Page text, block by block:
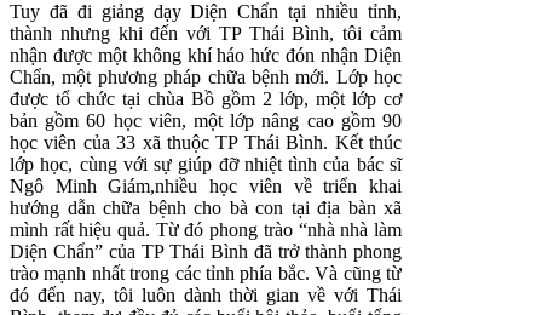
Tuy đã đi giảng dạy Diện Chẩn tại nhiều tỉnh,
thành nhưng khi đến với TP Thái Bình, tôi cảm
nhận được một không khí háo hức đón nhận Diện
Chẩn, một phương pháp chữa bệnh mới. Lớp học
được tổ chức tại chùa Bồ gồm 2 lớp, một lớp cơ
bản gồm 60 học viên, một lớp nâng cao gồm 90
học viên của 33 xã thuộc TP Thái Bình. Kết thúc
lớp học, cùng với sự giúp đỡ nhiệt tình của bác sĩ
Ngô Minh Giám,nhiều học viên về triển khai
hướng dẫn chữa bệnh cho bà con tại địa bàn xã
mình rất hiệu quả. Từ đó phong trào “nhà nhà làm
Diện Chẩn” của TP Thái Bình đã trở thành phong
trào mạnh nhất trong các tỉnh phía bắc. Và cũng từ
đó đến nay, tôi luôn dành thời gian về với Thái